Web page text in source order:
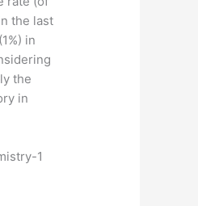
the last
in
the
in
1